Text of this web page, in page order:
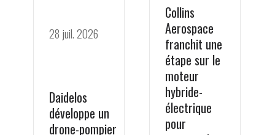
28 juil. 2026
Daidelos
développe un
drone-pompier
Collins
Aerospace
franchit une
étape sur le
moteur
hybride-
électrique
pour